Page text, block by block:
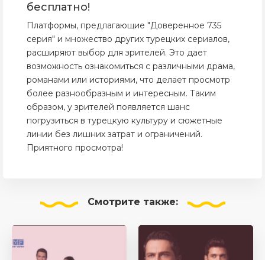
бесплатно!
Платформы, предлагающие "Доверенное 735
серия" и множество других турецких сериалов,
расширяют выбор для зрителей. Это дает
возможность ознакомиться с различными драма,
романами или историями, что делает просмотр
более разнообразным и интересным. Таким
образом, у зрителей появляется шанс
погрузиться в турецкую культуру и сюжетные
линии без лишних затрат и ограничений.
Приятного просмотра!
Смотрите также: